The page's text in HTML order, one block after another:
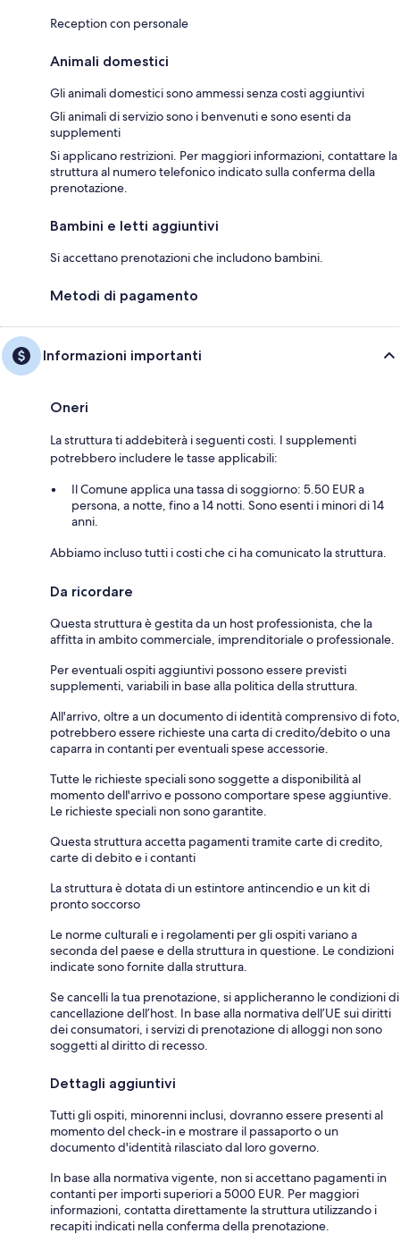
Reception con personale
Animali domestici
Gli animali domestici sono ammessi senza costi aggiuntivi
Gli animali di servizio sono i benvenuti e sono esenti da
supplementi
Si applicano restrizioni. Per maggiori informazioni, contattare la
struttura al numero telefonico indicato sulla conferma della
prenotazione.
Bambini e letti aggiuntivi
Si accettano prenotazioni che includono bambini.
Metodi di pagamento
Informazioni importanti
Oneri
La struttura ti addebiterà i seguenti costi. I supplementi
potrebbero includere le tasse applicabili:
Il Comune applica una tassa di soggiorno: 5.50 EUR a
persona, a notte, fino a 14 notti. Sono esenti i minori di 14
anni.
Abbiamo incluso tutti i costi che ci ha comunicato la struttura.
Da ricordare
Questa struttura è gestita da un host professionista, che la
affitta in ambito commerciale, imprenditoriale o professionale.
Per eventuali ospiti aggiuntivi possono essere previsti
supplementi, variabili in base alla politica della struttura.
All'arrivo, oltre a un documento di identità comprensivo di foto,
potrebbero essere richieste una carta di credito/debito o una
caparra in contanti per eventuali spese accessorie.
Tutte le richieste speciali sono soggette a disponibilità al
momento dell'arrivo e possono comportare spese aggiuntive.
Le richieste speciali non sono garantite.
Questa struttura accetta pagamenti tramite carte di credito,
carte di debito e i contanti
La struttura è dotata di un estintore antincendio e un kit di
pronto soccorso
Le norme culturali e i regolamenti per gli ospiti variano a
seconda del paese e della struttura in questione. Le condizioni
indicate sono fornite dalla struttura.
Se cancelli la tua prenotazione, si applicheranno le condizioni di
cancellazione dell’host. In base alla normativa dell’UE sui diritti
dei consumatori, i servizi di prenotazione di alloggi non sono
soggetti al diritto di recesso.
Dettagli aggiuntivi
Tutti gli ospiti, minorenni inclusi, dovranno essere presenti al
momento del check-in e mostrare il passaporto o un
documento d'identità rilasciato dal loro governo.
In base alla normativa vigente, non si accettano pagamenti in
contanti per importi superiori a 5000 EUR. Per maggiori
informazioni, contatta direttamente la struttura utilizzando i
recapiti indicati nella conferma della prenotazione.